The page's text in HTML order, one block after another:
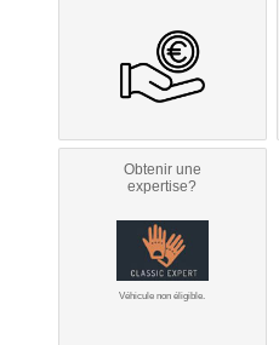
Obtenir une
expertise?
Véhicule non éligible.